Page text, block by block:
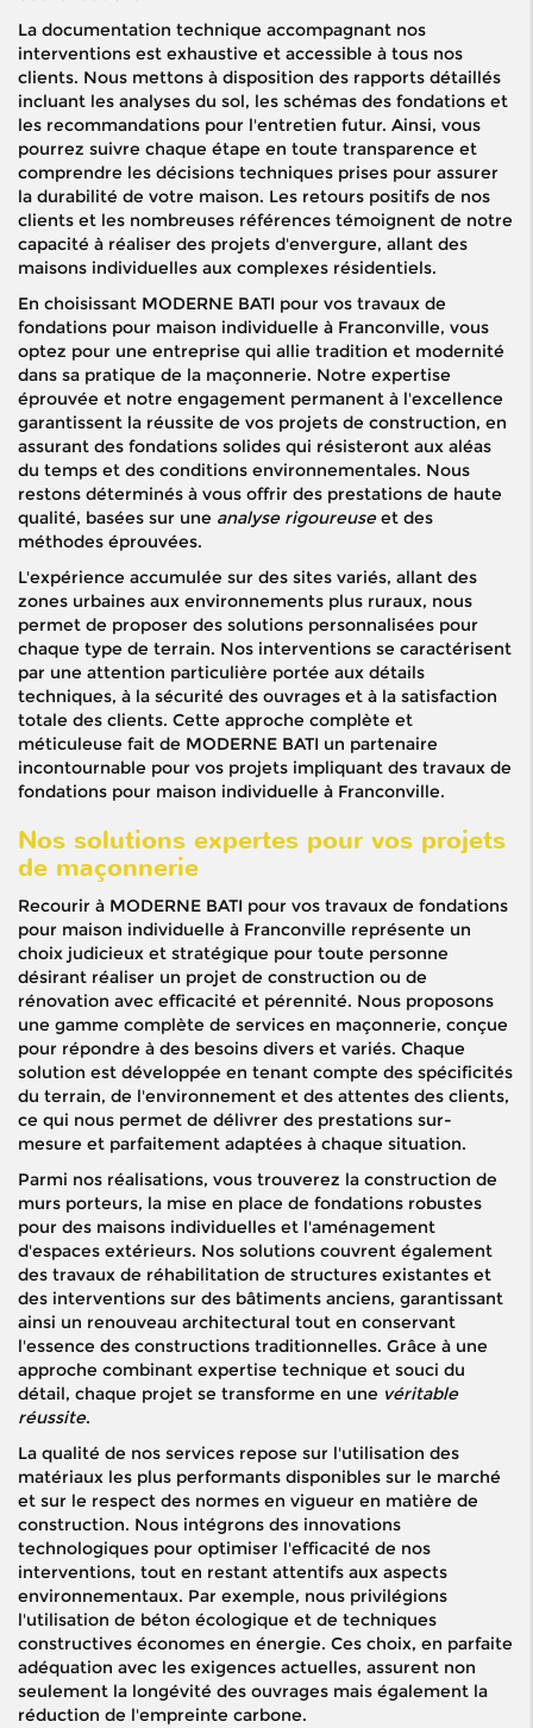
La documentation technique accompagnant nos
interventions est exhaustive et accessible à tous nos
clients. Nous mettons à disposition des rapports détaillés
incluant les analyses du sol, les schémas des fondations et
les recommandations pour l'entretien futur. Ainsi, vous
pourrez suivre chaque étape en toute transparence et
comprendre les décisions techniques prises pour assurer
la durabilité de votre maison. Les retours positifs de nos
clients et les nombreuses références témoignent de notre
capacité à réaliser des projets d'envergure, allant des
maisons individuelles aux complexes résidentiels.
En choisissant MODERNE BATI pour vos travaux de
fondations pour maison individuelle à Franconville, vous
optez pour une entreprise qui allie tradition et modernité
dans sa pratique de la maçonnerie. Notre expertise
éprouvée et notre engagement permanent à l'excellence
garantissent la réussite de vos projets de construction, en
assurant des fondations solides qui résisteront aux aléas
du temps et des conditions environnementales. Nous
restons déterminés à vous offrir des prestations de haute
qualité, basées sur une analyse rigoureuseet des
méthodes éprouvées.
L'expérience accumulée sur des sites variés, allant des
zones urbaines aux environnements plus ruraux, nous
permet de proposer des solutions personnalisées pour
chaque type de terrain. Nos interventions se caractérisent
par une attention particulière portée aux détails
techniques, à la sécurité des ouvrages et à la satisfaction
totale des clients. Cette approche complète et
méticuleuse fait de MODERNE BATI un partenaire
incontournable pour vos projets impliquant des travaux de
fondations pour maison individuelle à Franconville.
Nos solutions expertes pour vos projets
de maçonnerie
Recourir à MODERNE BATI pour vos travaux de fondations
pour maison individuelle à Franconville représente un
choix judicieux et stratégique pour toute personne
désirant réaliser un projet de construction ou de
rénovation avec efficacité et pérennité. Nous proposons
une gamme complète de services en maçonnerie, conçue
pour répondre à des besoins divers et variés. Chaque
solution est développée en tenant compte des spécificités
du terrain, de l'environnement et des attentes des clients,
ce qui nous permet de délivrer des prestations sur-
mesure et parfaitement adaptées à chaque situation.
Parmi nos réalisations, vous trouverez la construction de
murs porteurs, la mise en place de fondations robustes
pour des maisons individuelles et l'aménagement
d'espaces extérieurs. Nos solutions couvrent également
des travaux de réhabilitation de structures existantes et
des interventions sur des bâtiments anciens, garantissant
ainsi un renouveau architectural tout en conservant
l'essence des constructions traditionnelles. Grâce à une
approche combinant expertise technique et souci du
détail, chaque projet se transforme en une véritable
réussite.
La qualité de nos services repose sur l'utilisation des
matériaux les plus performants disponibles sur le marché
et sur le respect des normes en vigueur en matière de
construction. Nous intégrons des innovations
technologiques pour optimiser l'efficacité de nos
interventions, tout en restant attentifs aux aspects
environnementaux. Par exemple, nous privilégions
l'utilisation de béton écologique et de techniques
constructives économes en énergie. Ces choix, en parfaite
adéquation avec les exigences actuelles, assurent non
seulement la longévité des ouvrages mais également la
réduction de l'empreinte carbone.